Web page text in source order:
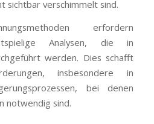
sichtbar verschimmelt sind.
erfordern
Analysen, die in
werden. Dies schafft
insbesondere in
bei denen
notwendig sind.